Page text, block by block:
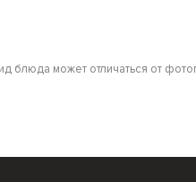
может отличаться от